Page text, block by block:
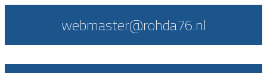
webmaster@rohda76.nl